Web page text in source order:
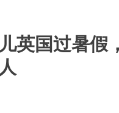
英国过暑假